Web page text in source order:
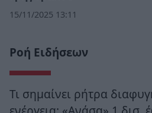
15/11/2025 13:11
Ροή Ειδήσεων
Τι σημαίνει ρήτρα